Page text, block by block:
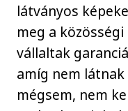
látványos
meg a
vállaltak
amíg nem
mégsem, nem